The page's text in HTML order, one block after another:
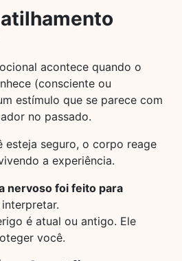
acontece quando o
(consciente ou
estímulo que se parece com
no passado.
esteja seguro, o corpo reage
a experiência.
nervoso foi feito para
é atual ou antigo. Ele
você.